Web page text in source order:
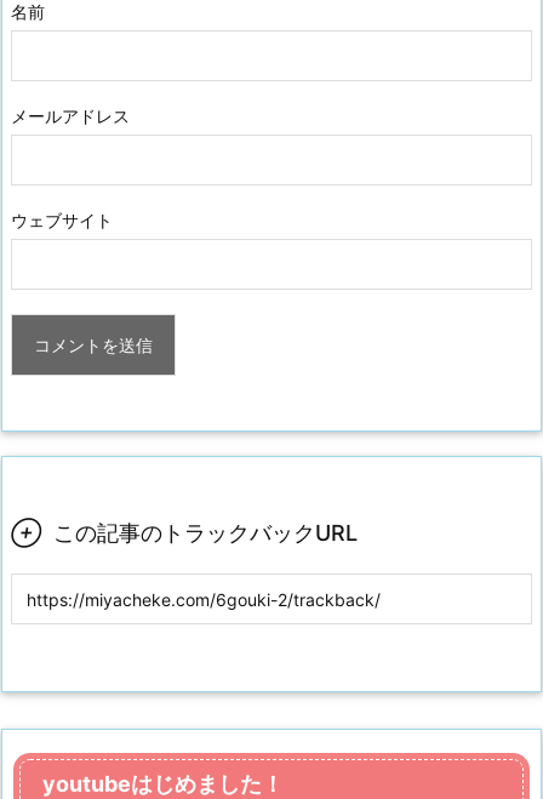
名前
メールアドレス
ウェブサイト
 この記事のトラックバックURL
youtubeはじめました！